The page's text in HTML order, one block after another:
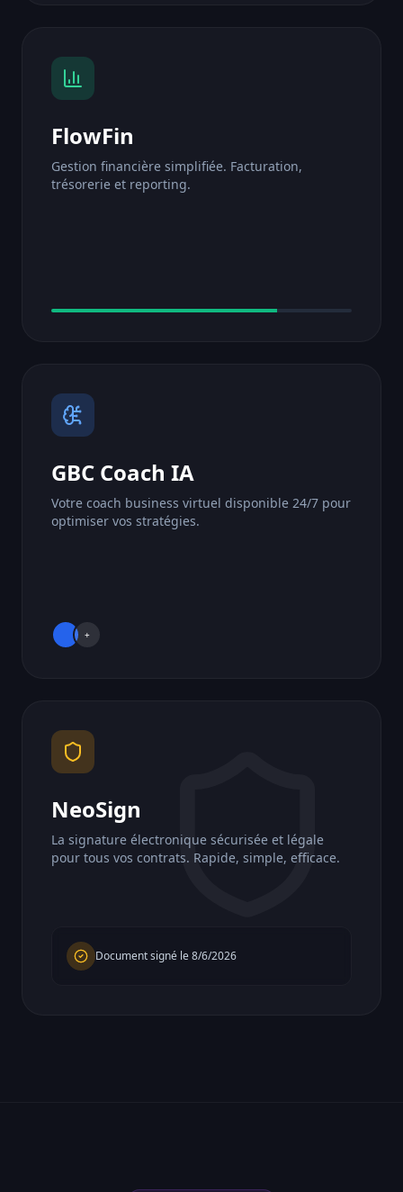
FlowFin
Gestion financière simplifiée. Facturation,
trésorerie et reporting.
GBC Coach IA
Votre coach business virtuel disponible 24/7 pour
optimiser vos stratégies.
+
NeoSign
La signature électronique sécurisée et légale
pour tous vos contrats. Rapide, simple, efficace.
Document signé le8/6/2026